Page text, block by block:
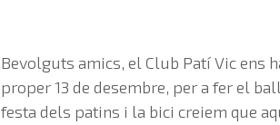
Bevolguts amics, el Club Patí Vic ens
proper 13 de desembre, per a fer el
festa dels patins i la bici creiem que